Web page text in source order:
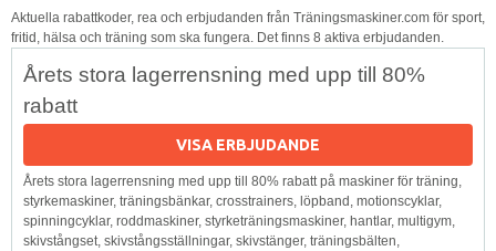
Aktuella rabattkoder, rea och erbjudanden från Träningsmaskiner.com för sport,
fritid, hälsa och träning som ska fungera. Det finns 8 aktiva erbjudanden.
Årets stora lagerrensning med upp till 80%
rabatt
VISA ERBJUDANDE
Årets stora lagerrensning med upp till 80% rabatt på maskiner för träning,
styrkemaskiner, träningsbänkar, crosstrainers, löpband, motionscyklar,
spinningcyklar, roddmaskiner, styrketräningsmaskiner, hantlar, multigym,
skivstångset, skivstångsställningar, skivstänger, träningsbälten,